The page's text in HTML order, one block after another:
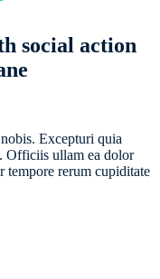
social action
Excepturi quia
Officiis ullam ea dolor
tempore rerum cupiditate